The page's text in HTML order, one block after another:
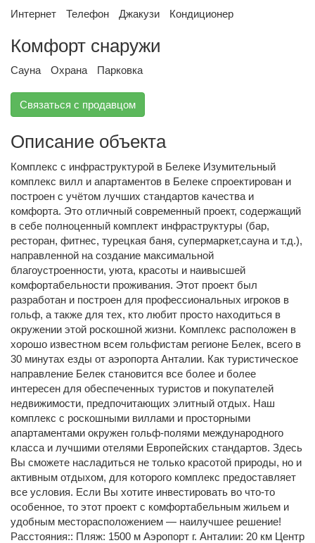
Интернет Телефон Джакузи Кондиционер
Комфорт снаружи
Сауна Охрана Парковка
Связаться с продавцом
Описание объекта
Комплекс с инфраструктурой в Белеке Изумительный
комплекс вилл и апартаментов в Белеке спроектирован и
построен с учётом лучших стандартов качества и
комфорта. Это отличный современный проект, содержащий
в себе полноценный комплект инфраструктуры (бар,
ресторан, фитнес, турецкая баня, супермаркет,сауна и т.д.),
направленной на создание максимальной
благоустроенности, уюта, красоты и наивысшей
комфортабельности проживания. Этот проект был
разработан и построен для профессиональных игроков в
гольф, а также для тех, кто любит просто находиться в
окружении этой роскошной жизни. Комплекс расположен в
хорошо известном всем гольфистам регионе Белек, всего в
30 минутах езды от аэропорта Анталии. Как туристическое
направление Белек становится все более и более
интересен для обеспеченных туристов и покупателей
недвижимости, предпочитающих элитный отдых. Наш
комплекс с роскошными виллами и просторными
апартаментами окружен гольф-полями международного
класса и лучшими отелями Европейских стандартов. Здесь
Вы сможете насладиться не только красотой природы, но и
активным отдыхом, для которого комплекс предоставляет
все условия. Если Вы хотите инвестировать во что-то
особенное, то этот проект с комфортабельным жильем и
удобным месторасположением — наилучшее решение!
Расстояния:: Пляж: 1500 м Аэропорт г. Анталии: 20 км Центр